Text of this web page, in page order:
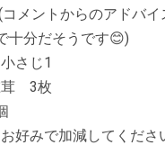
メントからのアドバイ
十分だそうです😊)
さじ1
茸 3枚
好みで加減してくださ